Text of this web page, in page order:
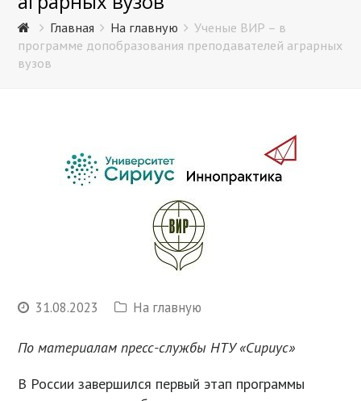
Главная На главную
Ученые ВИР – в
программе допобразования преподавателей аграрных
вузов
31.08.2023 На главную
По материалам пресс-службы НТУ «Сириус»
В России завершился первый этап программы